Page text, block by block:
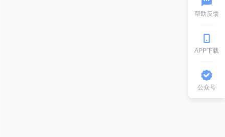
帮助反馈
APP下载
公众号